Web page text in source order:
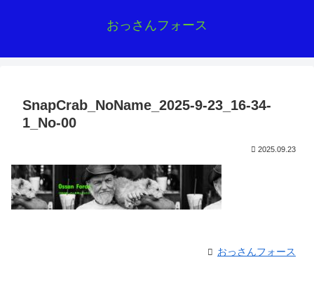
おっさんフォース
SnapCrab_NoName_2025-9-23_16-34-
1_No-00
2025.09.23
おっさんフォース